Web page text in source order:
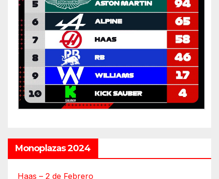
Monoplazas 2024
Haas – 2 de Febrero